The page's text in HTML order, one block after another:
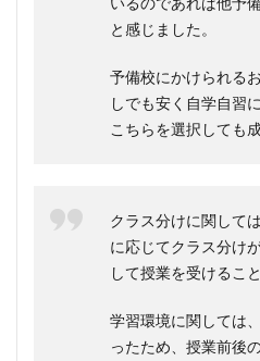
と感じました。
予備校にかけられる
しでも安く自学自習
こちらを選択しても
クラス分けに関して
に応じてクラス分け
して授業を受けるこ
学習環境に関しては
ったため、授業前後